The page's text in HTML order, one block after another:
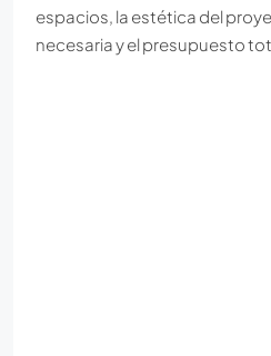
espacios, la estética del
necesaria y el presupuesto